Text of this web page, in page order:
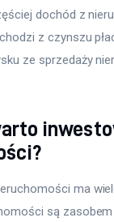
dochód z
z czynszu
ze sprzedaży
ma
są zasobem